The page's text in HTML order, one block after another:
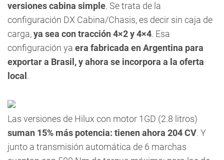
versiones cabina simple. Se trata de la
configuración DX Cabina/Chasis, es decir sin caja de
carga,ya sea con tracción 4×2 y 4×4. Esa
configuración ya era fabricada en Argentina para
exportar a Brasil, y ahora se incorpora a la oferta
local .
Las versiones de Hilux con motor 1GD (2.8 litros)
suman 15% más potencia: tienen ahora 204 CV. Y
junto a transmisión automática de 6 marchas